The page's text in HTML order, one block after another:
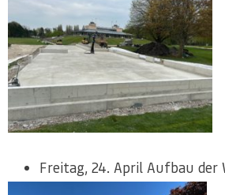
Freitag, 24. April Aufbau der